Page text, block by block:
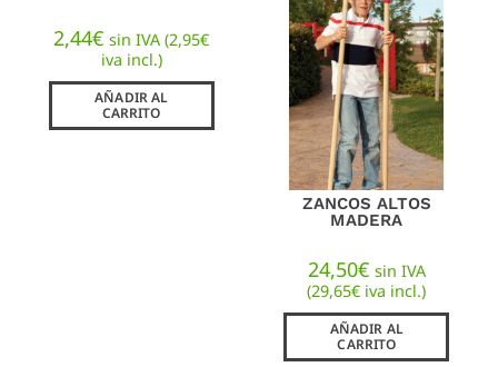
2,44€ sin IVA (2,95€
iva incl.)
AÑADIR AL
CARRITO
ZANCOS ALTOS
MADERA
24,50€ sin IVA
(29,65€ iva incl.)
AÑADIR AL
CARRITO